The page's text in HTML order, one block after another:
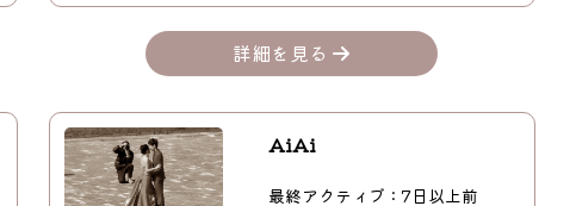
詳細を見る
AiAi
最終アクティブ：7日以上前